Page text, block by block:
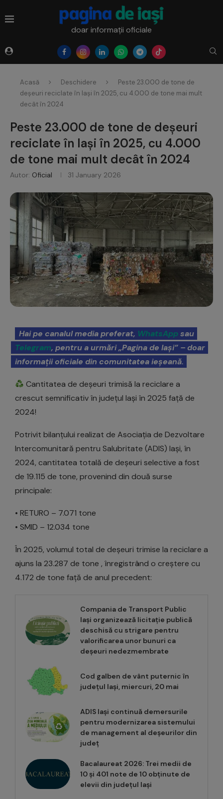
doar informații oficiale
Acasă Deschidere
Peste 23.000 de tone de
deșeuri reciclate în Iași în 2025, cu 4.000 de tone mai mult
decât în 2024
Peste 23.000 de tone de deșeuri
reciclate în Iași în 2025, cu 4.000
de tone mai mult decât în 2024
Autor: Oficial 31 January 2026
Hai pe canalul media preferat, WhatsAppsau
Telegram, pentru a urmări „Pagina de Iași” – doar
informații oficiale din comunitatea ieșeană.
Cantitatea de deșeuri trimisă la reciclare a
crescut semnificativ în județul Iași în 2025 față de
2024!
Potrivit bilanțului realizat de Asociația de Dezvoltare
Intercomunitară pentru Salubritate (ADIS) Iași, în
2024, cantitatea totală de deșeuri selective a fost
de 19.115 de tone, provenind din două surse
principale:
• RETURO – 7.071 tone
• SMID – 12.034 tone
În 2025, volumul total de deșeuri trimise la reciclare a
ajuns la 23.287 de tone , înregistrând o creștere cu
4.172 de tone față de anul precedent:
Compania de Transport Public
Iași organizează licitație publică
deschisă cu strigare pentru
valorificarea unor bunuri ca
deșeuri nedezmembrate
Cod galben de vânt puternic în
județul Iași, miercuri, 20 mai
ADIS Iași continuă demersurile
pentru modernizarea sistemului
de management al deșeurilor din
județ
Bacalaureat 2026: Trei medii de
10 și 401 note de 10 obținute de
elevii din județul Iași